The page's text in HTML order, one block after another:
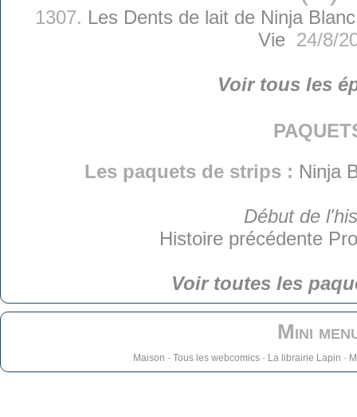
1307. Les Dents de lait de Ninja
Vie24/8/
Voir tous les
Les paquets de strips : Ninja
Début de
Histoire précédente
Voir toutes les
Mini
Maison - Tous les webcomics- La librairie Lapin -